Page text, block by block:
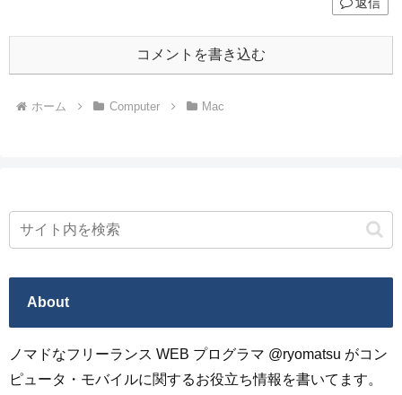
コメントを書き込む
ホーム Computer Mac
About
ノマドなフリーランス WEB プログラマ @ryomatsu がコン
ピュータ・モバイルに関するお役立ち情報を書いてます。